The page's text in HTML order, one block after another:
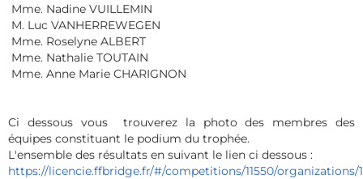
Mme. Nadine VUILLEMIN
M. Luc VANHERREWEGEN
Mme. Roselyne ALBERT
Mme. Nathalie TOUTAIN
Mme. Anne Marie CHARIGNON
Ci dessous vous trouverez la photo des membres des
équipes constituant le podium du trophée.
L'ensemble des résultats en suivant le lien ci dessous :
https://licencie.ffbridge.fr/#/competitions/11550/organizations/